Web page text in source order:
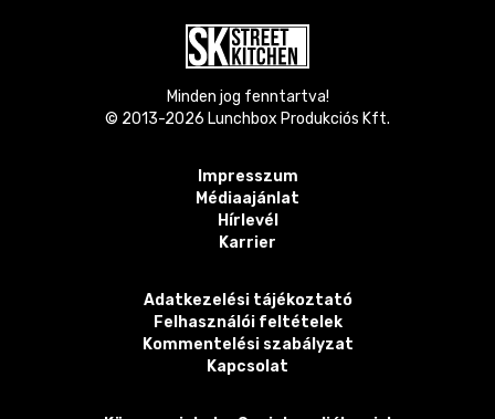
Minden jog fenntartva!
© 2013-2026 Lunchbox Produkciós Kft.
Impresszum
Médiaajánlat
Hírlevél
Karrier
Adatkezelési tájékoztató
Felhasználói feltételek
Kommentelési szabályzat
Kapcsolat